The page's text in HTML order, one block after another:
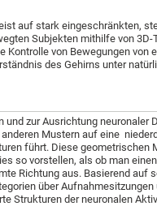
auf stark eingeschränkten,
Subjekten mithilfe von
Kontrolle von Bewegungen von
des Gehirns unter
zur Ausrichtung neuronaler
Mustern auf eine
führt. Diese geometrischen
so vorstellen, als ob man
Richtung aus. Basierend auf
über Aufnahmesitzungen
Strukturen der neuronalen